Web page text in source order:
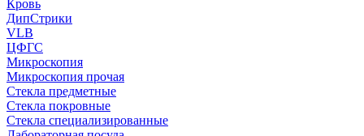
Кровь
ДипСтрики
VLB
ЦФГС
Микроскопия
Микроскопия прочая
Стекла предметные
Стекла покровные
Стекла специализированные